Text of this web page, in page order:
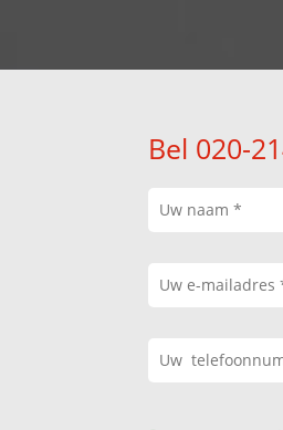
Bel 020-